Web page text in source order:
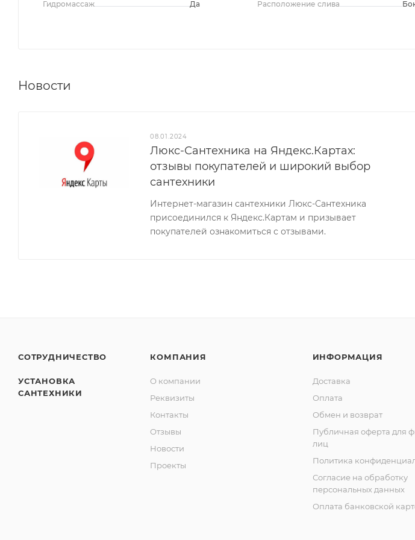
Гидромассаж Да Расположение слива
Новости
08.01.2024
Люкс-Сантехника на Яндекс.Картах:
отзывы покупателей и широкий выбор
сантехники
Интернет-магазин сантехники Люкс-Сантехника
присоединился к Яндекс.Картам и призывает
покупателей ознакомиться с отзывами.
СОТРУДНИЧЕСТВО
УСТАНОВКА
САНТЕХНИКИ
КОМПАНИЯ
О компании
Реквизиты
Контакты
Отзывы
Новости
Проекты
ИНФОРМАЦИЯ
Доставка
Оплата
Обмен и возврат
Публичная оферта для
лиц
Политика
Согласие на обработку
персональных данных
Оплата банковской